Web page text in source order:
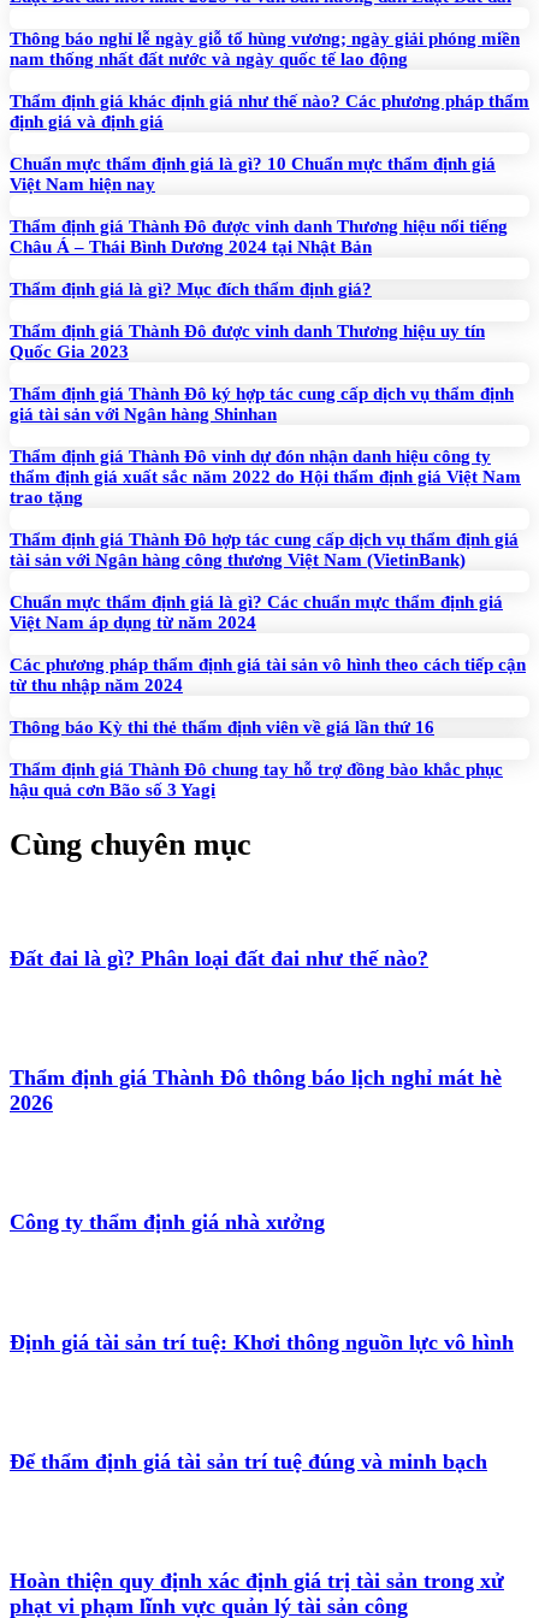
Thông báo nghỉ lễ ngày giỗ tổ hùng vương; ngày giải phóng miền
nam thống nhất đất nước và ngày quốc tế lao động
Thẩm định giá khác định giá như thế nào? Các phương pháp thẩm
định giá và định giá
Chuẩn mực thẩm định giá là gì? 10 Chuẩn mực thẩm định giá
Việt Nam hiện nay
Thẩm định giá Thành Đô được vinh danh Thương hiệu nổi tiếng
Châu Á – Thái Bình Dương 2024 tại Nhật Bản
Thẩm định giá là gì? Mục đích thẩm định giá?
Thẩm định giá Thành Đô được vinh danh Thương hiệu uy tín
Quốc Gia 2023
Thẩm định giá Thành Đô ký hợp tác cung cấp dịch vụ thẩm định
giá tài sản với Ngân hàng Shinhan
Thẩm định giá Thành Đô vinh dự đón nhận danh hiệu công ty
thẩm định giá xuất sắc năm 2022 do Hội thẩm định giá Việt Nam
trao tặng
Thẩm định giá Thành Đô hợp tác cung cấp dịch vụ thẩm định giá
tài sản với Ngân hàng công thương Việt Nam (VietinBank)
Chuẩn mực thẩm định giá là gì? Các chuẩn mực thẩm định giá
Việt Nam áp dụng từ năm 2024
Các phương pháp thẩm định giá tài sản vô hình theo cách tiếp cận
từ thu nhập năm 2024
Thông báo Kỳ thi thẻ thẩm định viên về giá lần thứ 16
Thẩm định giá Thành Đô chung tay hỗ trợ đồng bào khắc phục
hậu quả cơn Bão số 3 Yagi
Cùng chuyên mục
Đất đai là gì? Phân loại đất đai như thế nào?
Thẩm định giá Thành Đô thông báo lịch nghỉ mát hè
2026
Công ty thẩm định giá nhà xưởng
Định giá tài sản trí tuệ: Khơi thông nguồn lực vô hình
Để thẩm định giá tài sản trí tuệ đúng và minh bạch
Hoàn thiện quy định xác định giá trị tài sản trong xử
phạt vi phạm lĩnh vực quản lý tài sản công